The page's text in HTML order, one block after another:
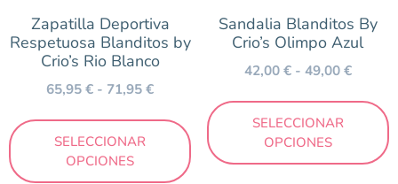
Zapatilla Deportiva
Respetuosa Blanditos by
Crio’s Rio Blanco
65,95€ - 71,95€
SELECCIONAR
OPCIONES
Sandalia Blanditos By
Crio’s Olimpo Azul
42,00€ - 49,00€
SELECCIONAR
OPCIONES